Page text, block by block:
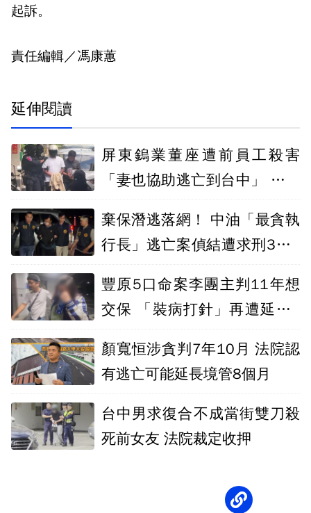
起訴。
責任編輯／馮康蕙
延伸閱讀
屏東鎢業董座遭前員工殺害
「妻也協助逃亡到台中」 夫妻
棄保潛逃落網！ 中油「最貪執
行長」逃亡案偵結遭求刑3年6
豐原5口命案李團主判11年想
交保 「裝病打針」再遭延押2
顏寬恒涉貪判7年10月 法院認
有逃亡可能延長境管8個月
台中男求復合不成當街雙刀殺
死前女友 法院裁定收押